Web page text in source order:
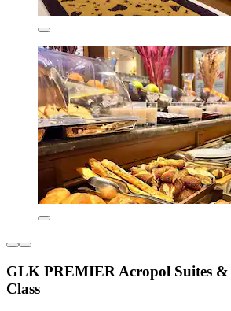
GLK PREMIER Acropol Suites &
Class